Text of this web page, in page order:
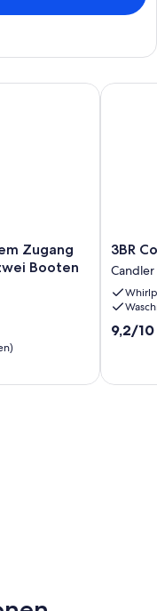
Zugang
Booten
zum Logan-
3BR
Cottage
mit
Candler
3BR
Candler
9.2
9,2/10
3BR